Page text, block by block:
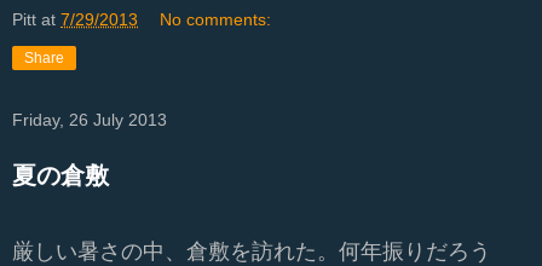
Pitt at 7/29/2013 No comments:
Share
Friday, 26 July 2013
夏の倉敷
厳しい暑さの中、倉敷を訪れた。何年振りだろう